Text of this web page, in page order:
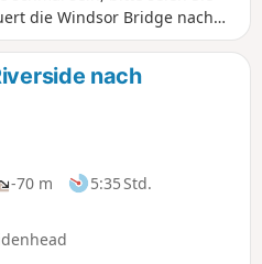
werfen.
die Windsor Bridge nach
folgt dem Thames Path vorbei
Oakley Court und Bray
Seite des Flusses zu
Lock, dann durch
Bourne End.
nach
-70 m
5:35 Std.